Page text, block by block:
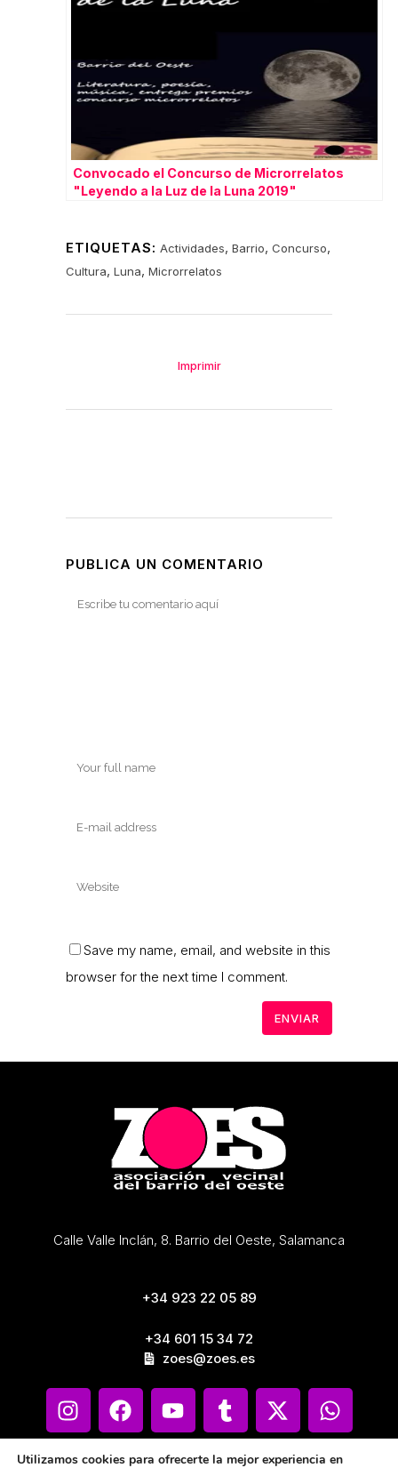
Convocado el Concurso de Microrrelatos
"Leyendo a la Luz de la Luna 2019"
ETIQUETAS: Actividades, Barrio, Concurso,
Cultura, Luna, Microrrelatos
Imprimir
PUBLICA UN COMENTARIO
Save my name, email, and website in this
browser for the next time I comment.
Calle Valle Inclán, 8. Barrio del Oeste, Salamanca
+34 923 22 05 89
+34 601 15 34 72
zoes@zoes.es
Utilizamos cookies para ofrecerte la mejor experiencia en